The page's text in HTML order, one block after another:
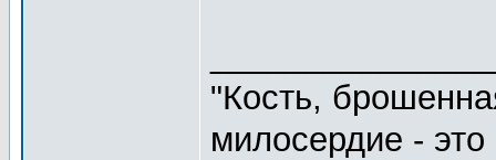
"Кость,
милосердие - это